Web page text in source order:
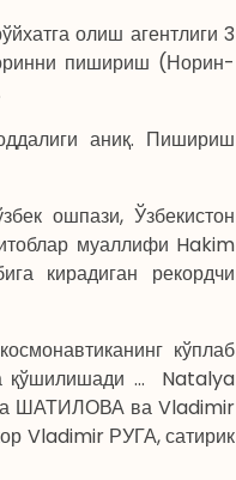
олиш агентлиги 3
пишириш (Норин-
аниқ. Пишириш
ошпази, Ўзбекистон
муаллифи Hakim
кирадиган рекордчи
кўплаб
қўшилишади ... Natalya
ШАТИЛОВА ва Vladimir
Vladimir РУГА, сатирик